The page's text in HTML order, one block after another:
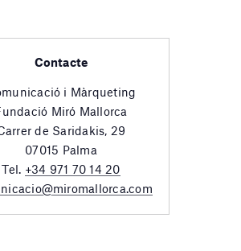
Contacte
i Màrqueting
Miró Mallorca
de Saridakis, 29
07015 Palma
Tel. +34 971 70 14 20